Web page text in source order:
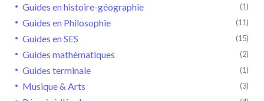
Guides en histoire-géographie (1)
Guides en Philosophie (11)
Guides en SES (15)
Guides mathématiques (2)
Guides terminale (1)
Musique & Arts (3)